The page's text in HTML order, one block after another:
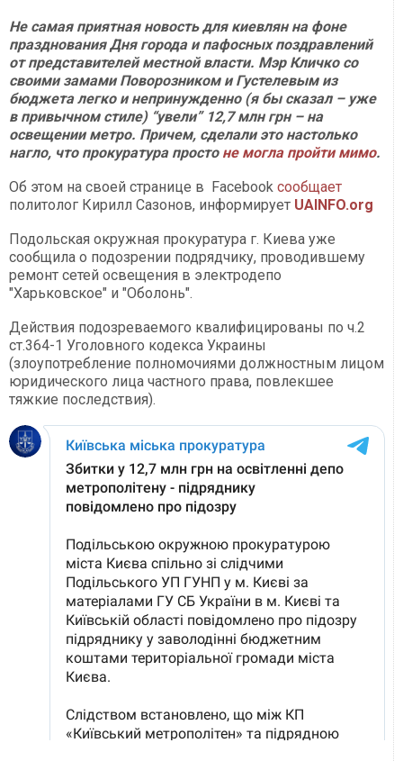
Не самая приятная новость для киевлян на фоне
празднования Дня города и пафосных поздравлений
от представителей местной власти. Мэр Кличко со
своими замами Поворозником и Густелевым из
бюджета легко и непринужденно (я бы сказал – уже
в привычном стиле) “увели” 12,7 млн грн – на
освещении метро. Причем, сделали это настолько
нагло, что прокуратура просто не могла пройти мимо.
Об этом на своей странице в Facebook сообщает
политолог Кирилл Сазонов, информирует UAINFO.org
Подольская окружная прокуратура г. Киева уже
сообщила о подозрении подрядчику, проводившему
ремонт сетей освещения в электродепо
"Харьковское" и "Оболонь".
Действия подозреваемого квалифицированы по ч.2
ст.364-1 Уголовного кодекса Украины
(злоупотребление полномочиями должностным лицом
юридического лица частного права, повлекшее
тяжкие последствия).